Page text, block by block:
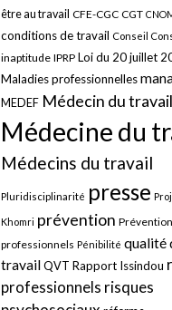
être au travail CFE-CGC CGT
conditions de travail Conseil
inaptitude IPRP Loi du 20 juillet
Maladies professionnelles
MEDEF Médecin du travail
Médecine du
Médecins du travail
Pluridisciplinarité presse
Khomri prévention
professionnels Pénibilité qualité
travailQVT Rapport Issindou
professionnels risques